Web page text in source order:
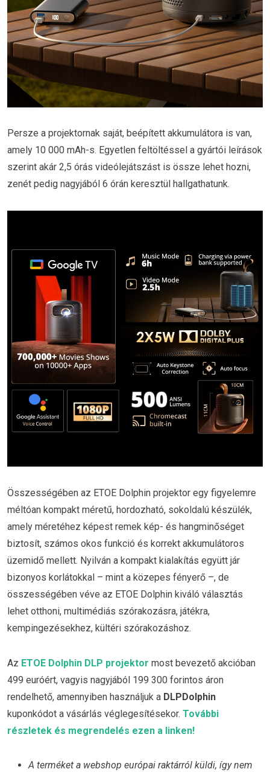
Persze a projektornak saját, beépített akkumulátora is van,
amely 10 000 mAh-s. Egyetlen feltöltéssel a gyártói leírások
szerint akár 2,5 órás videólejátszást is össze lehet hozni,
zenét pedig nagyjából 6 órán keresztül hallgathatunk.
Összességében az ETOE Dolphin projektor egy figyelemre
méltóan kompakt méretű, hordozható, sokoldalú készülék,
amely méretéhez képest remek kép- és hangminőséget
biztosít, számos okos funkció és korrekt akkumulátoros
üzemidő mellett. Nyilván a kompakt kialakítás együtt jár
bizonyos korlátokkal – mint a közepes fényerő –, de
összességében véve az ETOE Dolphin kiváló választás
lehet otthoni, multimédiás szórakozásra, játékra,
kempingezésekhez, kültéri szórakozáshoz.
Az ETOE Dolphin DLP projektor most bevezető akcióban
499 euróért, vagyis nagyjából 199 300 forintos áron
rendelhető, amennyiben használjuk a DLPDolphin
kuponkódot a vásárlás véglegesítésekor. További
részletek és megrendelés ezen a linken!
A terméket a webshop európai raktárról küldi, így nem